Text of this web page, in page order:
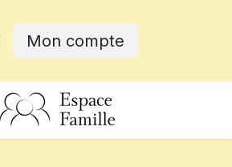
Mon compte